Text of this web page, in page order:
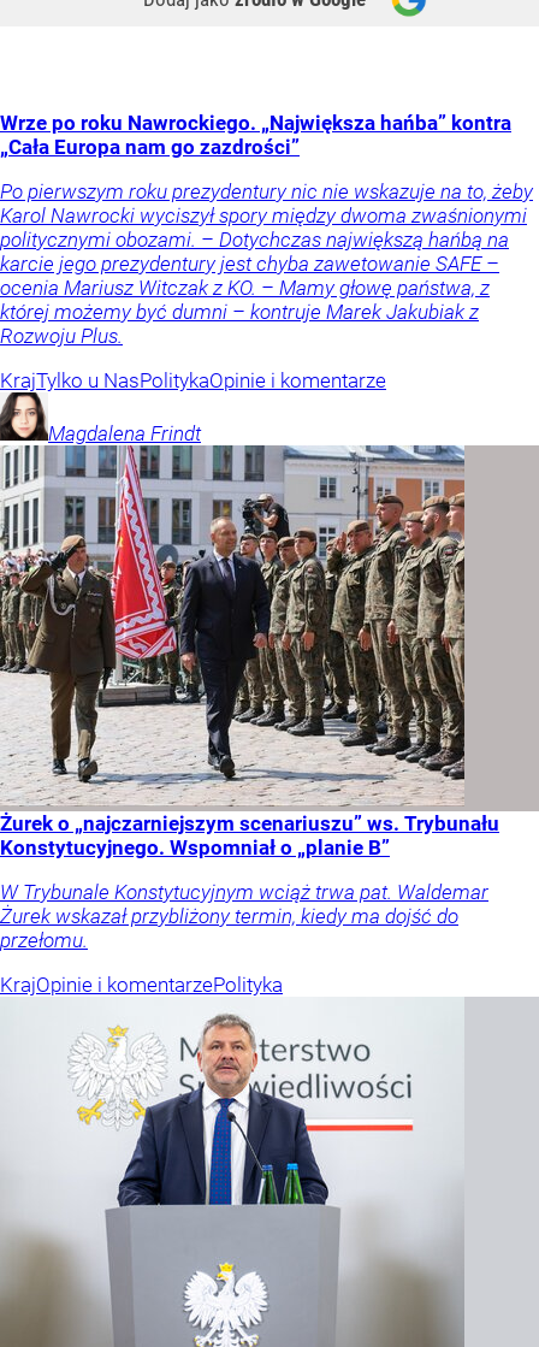
Wrze po roku Nawrockiego. „Największa hańba” kontra
„Cała Europa nam go zazdrości”
Po pierwszym roku prezydentury nic nie wskazuje na to, żeby
Karol Nawrocki wyciszył spory między dwoma zwaśnionymi
politycznymi obozami. – Dotychczas największą hańbą na
karcie jego prezydentury jest chyba zawetowanie SAFE –
ocenia Mariusz Witczak z KO. – Mamy głowę państwa, z
której możemy być dumni – kontruje Marek Jakubiak z
Rozwoju Plus.
KrajTylko u NasPolitykaOpinie i komentarze
Magdalena Frindt
Żurek o „najczarniejszym scenariuszu” ws. Trybunału
Konstytucyjnego. Wspomniał o „planie B”
W Trybunale Konstytucyjnym wciąż trwa pat. Waldemar
Żurek wskazał przybliżony termin, kiedy ma dojść do
przełomu.
KrajOpinie i komentarzePolityka